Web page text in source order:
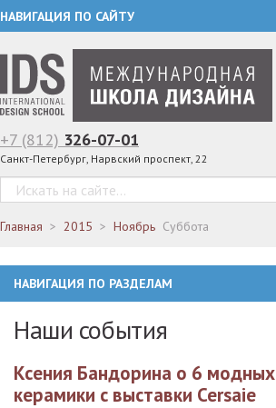
НАВИГАЦИЯ ПО САЙТУ
+7 (812) 326-07-01
Санкт-Петербург, Нарвский проспект, 22
Главная 2015 Ноябрь Суббота
НАВИГАЦИЯ ПО РАЗДЕЛАМ
Наши события
Ксения Бандорина о 6
керамики с выставки Cersaie